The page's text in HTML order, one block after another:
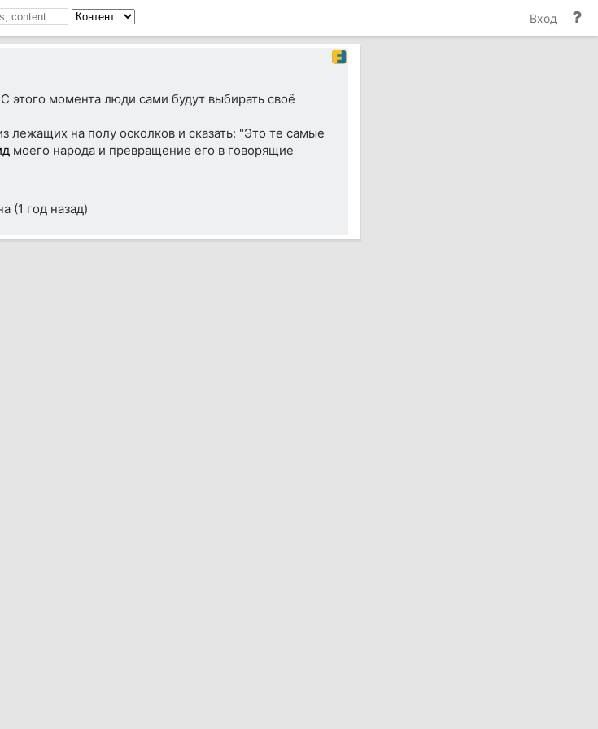
Вход
этого момента люди сами будут выбирать своё
лежащих на полу осколков и сказать: "Это те самые
моего народа и превращение его в говорящие
(1 год назад)